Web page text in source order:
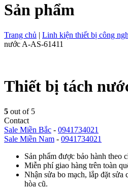
Sản phẩm
Trang chủ | Linh kiện thiết bị công
nước A-AS-61411
Thiết bị tách
5 out of 5
Contact
Sale Miền Bắc - 0941734021
Sale Miền Nam - 0941734021
Sản phẩm được bảo hành theo
Miễn phí giao hàng trên toàn
Nhận sửa bo mạch, lắp đặt sửa
hòa cũ.